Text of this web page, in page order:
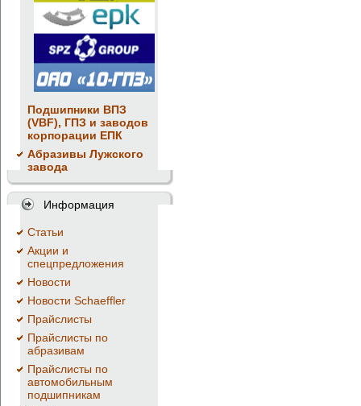
Подшипники ВПЗ
(VBF), ГПЗ и заводов
корпорации ЕПК
Абразивы Лужского
завода
Информация
Cтатьи
Акции и
спецпредложения
Новости
Новости Schaeffler
Прайслисты
Прайслисты по
абразивам
Прайслисты по
автомобильным
подшипникам